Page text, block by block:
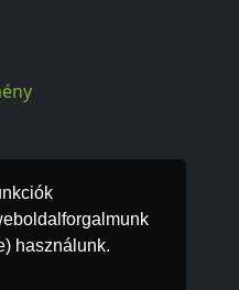
használunk.